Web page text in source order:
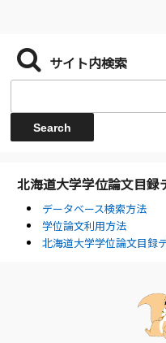
サイト内検索
北海道大学学位論文目録
データベース検索方法
学位論文利用方法
北海道大学学位論文目録